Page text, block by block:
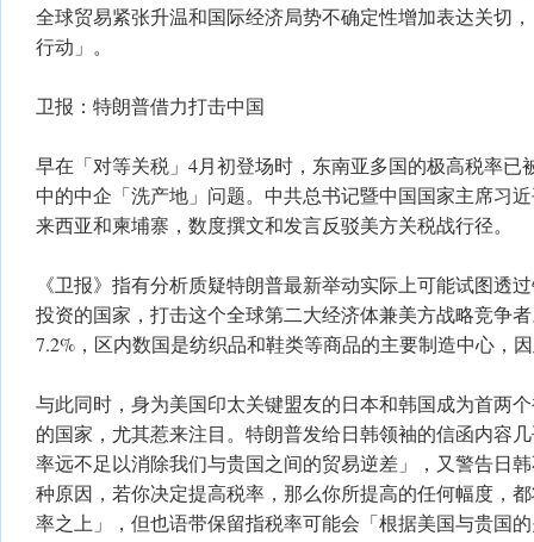
全球贸易紧张升温和国际经济局势不确定性增加表达关切
行动」。
卫报：特朗普借力打击中国
早在「对等关税」4月初登场时，东南亚多国的极高税率已
中的中企「洗产地」问题。中共总书记暨中国国家主席习
来西亚和柬埔寨，数度撰文和发言反驳美方关税战行径。
《卫报》指有分析质疑特朗普最新举动实际上可能试图透
投资的国家，打击这个全球第二大经济体兼美方战略竞争
7.2%，区内数国是纺织品和鞋类等商品的主要制造中心，
与此同时，身为美国印太关键盟友的日本和韩国成为首两
的国家，尤其惹来注目。特朗普发给日韩领袖的信函内容
率远不足以消除我们与贵国之间的贸易逆差」，又警告日
种原因，若你决定提高税率，那么你所提高的任何幅度，
率之上」，但也语带保留指税率可能会「根据美国与贵国